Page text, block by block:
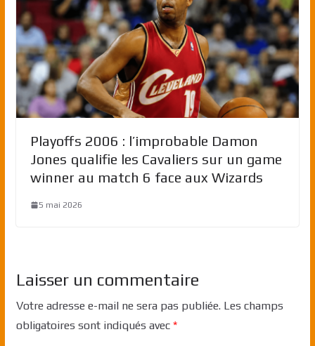
Playoffs 2006 : l’improbable Damon
Jones qualifie les Cavaliers sur un game
winner au match 6 face aux Wizards
5 mai 2026
Laisser un commentaire
Votre adresse e-mail ne sera pas publiée. Les champs
obligatoires sont indiqués avec *